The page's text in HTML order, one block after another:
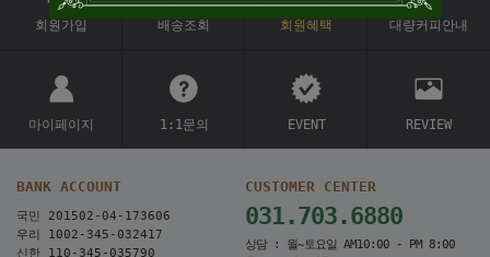
회원가입 배송조회 회원혜택 대량커피안내
마이페이지 1:1문의 EVENT REVIEW
BANK ACCOUNT
국민 201502-04-173606
우리 1002-345-032417
신한 110-345-035790
CUSTOMER CENTER
031.703.6880
상담 : 월~토요일 AM10:00 - PM 8:00